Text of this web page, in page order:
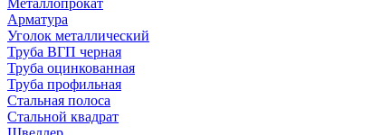
Металлопрокат
Арматура
Уголок металлический
Труба ВГП черная
Труба оцинкованная
Труба профильная
Стальная полоса
Стальной квадрат